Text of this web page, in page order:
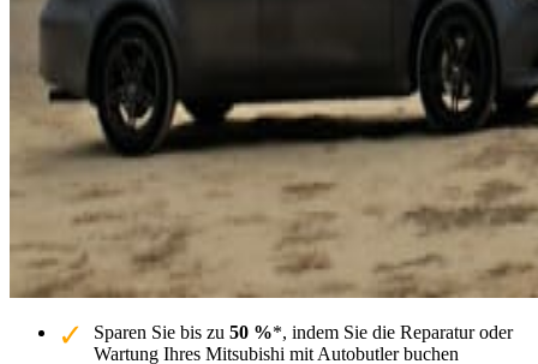
Sparen Sie bis zu 50 %*, indem Sie die Reparatur oder
Wartung Ihres Mitsubishi mit Autobutler buchen